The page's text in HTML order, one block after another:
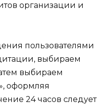
организации и
пользователями
выбираем
выбираем
оформляя
24 часов следует